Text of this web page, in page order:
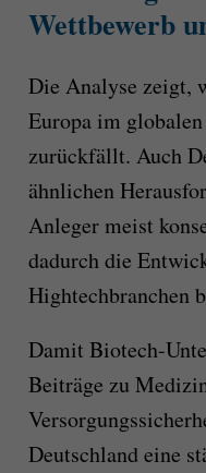
Wettbewerb
Die Analyse zeigt,
Europa im
zurückfällt. Auch
ähnlichen
Anleger meist
dadurch die
Hightechbranchen
Damit Biotech-
Beiträge zu
Deutschland eine